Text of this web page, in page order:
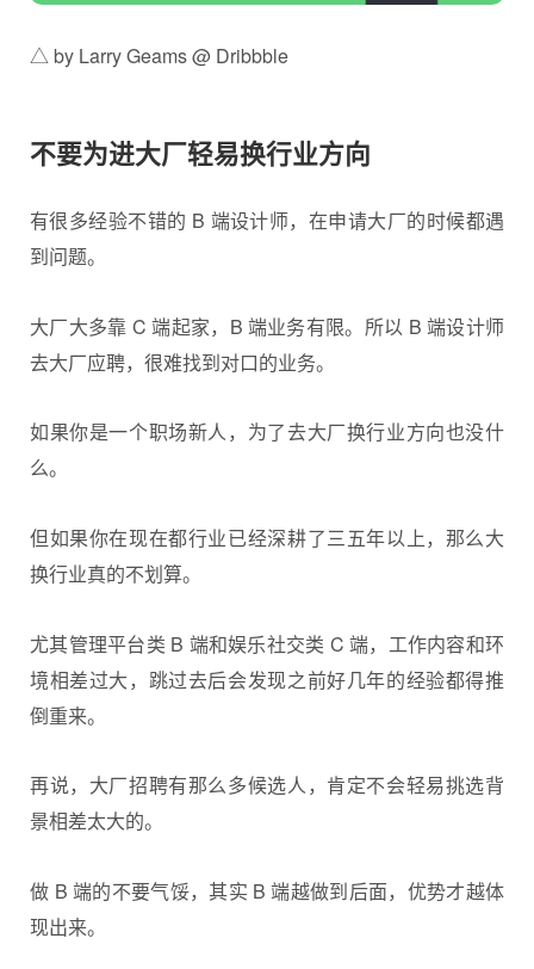
△ by Larry Geams @ Dribbble
不要为进大厂轻易换行业方向
有很多经验不错的 B 端设计师，在申请大厂的时候都遇
到问题。
大厂大多靠 C 端起家，B 端业务有限。所以 B 端设计师
去大厂应聘，很难找到对口的业务。
如果你是一个职场新人，为了去大厂换行业方向也没什
么。
但如果你在现在都行业已经深耕了三五年以上，那么大
换行业真的不划算。
尤其管理平台类 B 端和娱乐社交类 C 端，工作内容和环
境相差过大，跳过去后会发现之前好几年的经验都得推
倒重来。
再说，大厂招聘有那么多候选人，肯定不会轻易挑选背
景相差太大的。
做 B 端的不要气馁，其实 B 端越做到后面，优势才越体
现出来。